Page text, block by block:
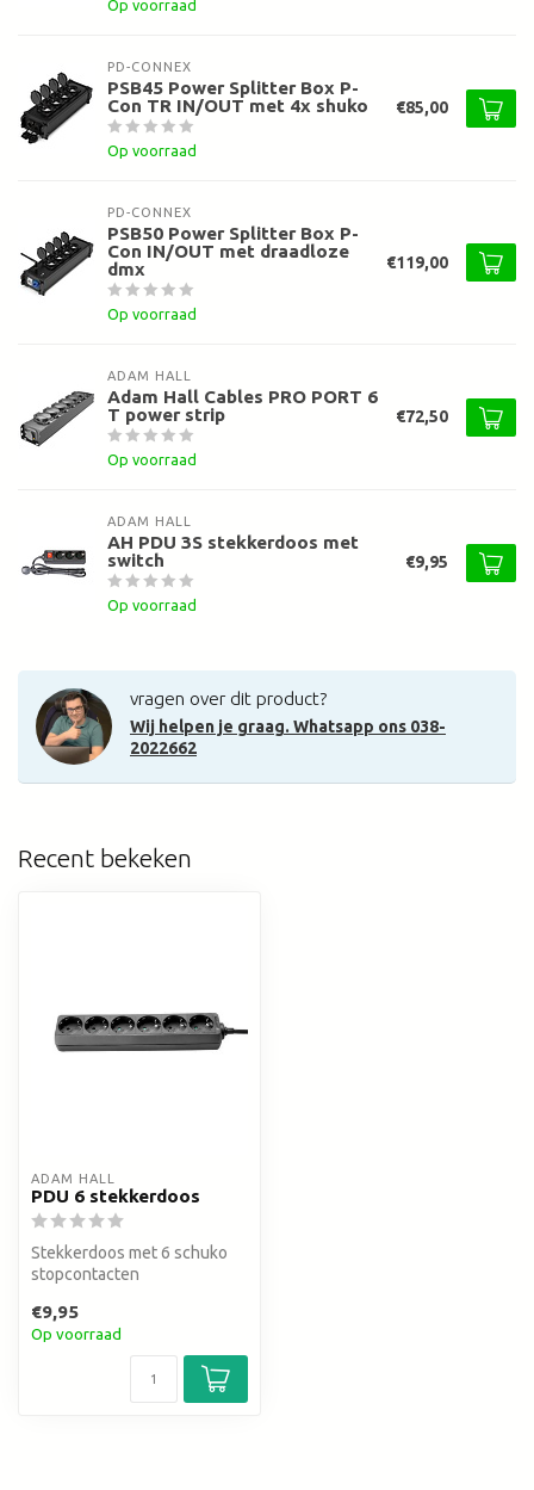
Op voorraad
PD-CONNEX
PSB45 Power Splitter Box P-
Con TR IN/OUT met 4x shuko
Op voorraad
€85,00
PD-CONNEX
PSB50 Power Splitter Box P-
Con IN/OUT met draadloze
dmx
Op voorraad
€119,00
ADAM HALL
Adam Hall Cables PRO PORT 6
T power strip
Op voorraad
€72,50
ADAM HALL
AH PDU 3S stekkerdoos met
switch
Op voorraad
€9,95
vragen over dit product?
Wij helpen je graag. Whatsapp ons 038-
2022662
Recent bekeken
ADAM HALL
PDU 6 stekkerdoos
Stekkerdoos met 6 schuko
stopcontacten
€9,95
Op voorraad